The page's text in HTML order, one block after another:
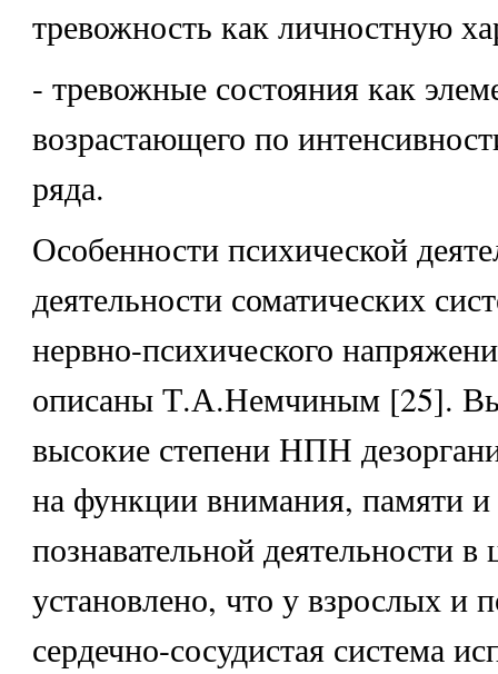
тревожность как личностную
- тревожные состояния как
возрастающего по
ряда.
Особенности психической
деятельности соматических
нервно-психического
описаны Т.А.Немчиным [25].
высокие степени НПН
на функции внимания, памяти и
познавательной деятельности
установлено, что у взрослых и
сердечно-сосудистая система